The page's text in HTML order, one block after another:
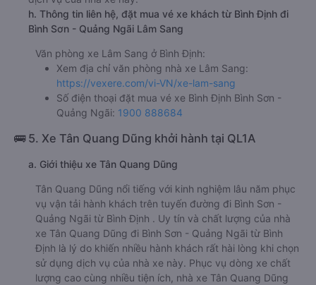
h. Thông tin liên hệ, đặt mua vé xe khách từ Bình Định đi
Bình Sơn - Quảng Ngãi Lâm Sang
Văn phòng xe Lâm Sang ở Bình Định:
Xem địa chỉ văn phòng nhà xe Lâm Sang:
https://vexere.com/vi-VN/xe-lam-sang
Số điện thoại đặt mua vé xe Bình Định Bình Sơn -
Quảng Ngãi: 1900 888684
🚌 5. Xe Tân Quang Dũng khởi hành tại QL1A
a. Giới thiệu xe Tân Quang Dũng
Tân Quang Dũng nổi tiếng với kinh nghiệm lâu năm phục
vụ vận tải hành khách trên tuyến đường đi Bình Sơn -
Quảng Ngãi từ Bình Định . Uy tín và chất lượng của nhà
xe Tân Quang Dũng đi Bình Sơn - Quảng Ngãi từ Bình
Định là lý do khiến nhiều hành khách rất hài lòng khi chọn
sử dụng dịch vụ của nhà xe này. Phục vụ dòng xe chất
lượng cao cùng nhiều tiện ích, nhà xe Tân Quang Dũng